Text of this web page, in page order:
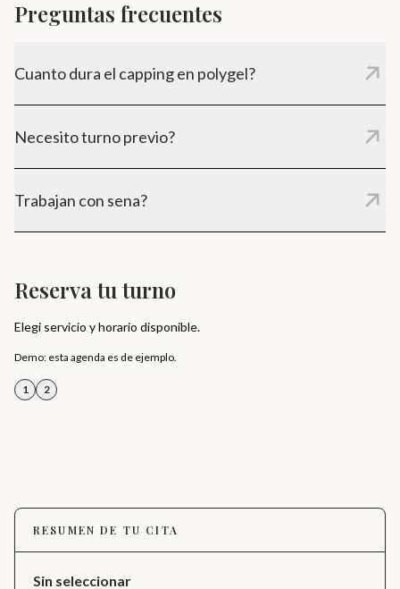
Preguntas frecuentes
Cuanto dura el capping en polygel?
Necesito turno previo?
Trabajan con sena?
Reserva tu turno
Elegi servicio y horario disponible.
Demo: esta agenda es de ejemplo.
1 2
RESUMEN DE TU CITA
Sin seleccionar